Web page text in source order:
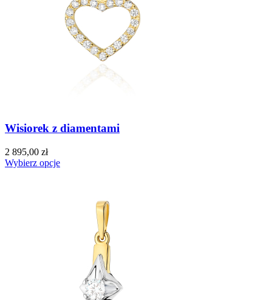
Wisiorek z diamentami
2 895,00 zł
Wybierz opcje